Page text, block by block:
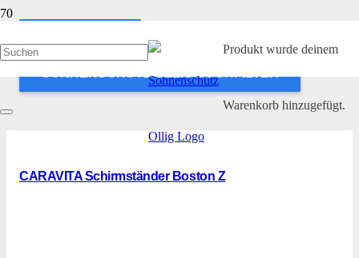
Produktwurde deinem
Warenkorb hinzugefügt.
SONNENSCHUTZ OLLIG SUCHFILTER
CARAVITA Schirmständer Boston Z